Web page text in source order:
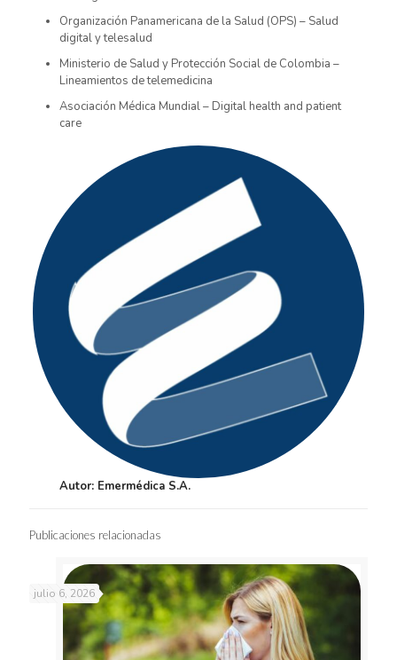
Organización Panamericana de la Salud (OPS) – Salud
digital y telesalud
Ministerio de Salud y Protección Social de Colombia –
Lineamientos de telemedicina
Asociación Médica Mundial – Digital health and patient
care
Autor: Emermédica S.A.
Publicaciones relacionadas
julio 6, 2026